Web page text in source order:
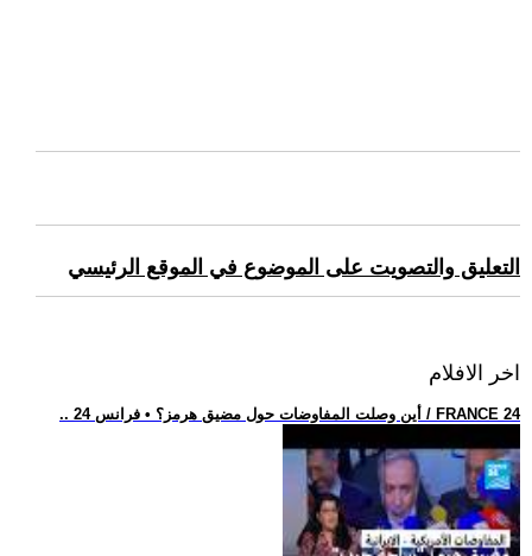
التعليق والتصويت على الموضوع في الموقع الرئيسي
اخر الافلام
.. أين وصلت المفاوضات حول مضيق هرمز؟ • فرانس 24 / FRANCE 24